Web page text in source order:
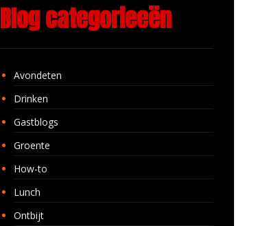
Blog categorieeën
Avondeten
Drinken
Gastblogs
Groente
How-to
Lunch
Ontbijt